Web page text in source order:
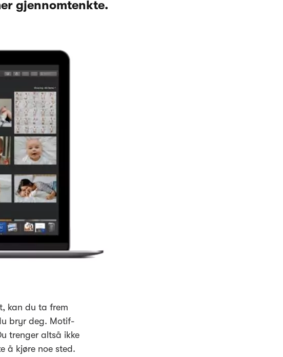
gjennomtenkte.
kan du ta frem
bryr deg. Motif-
trenger altså ikke
å kjøre noe sted.